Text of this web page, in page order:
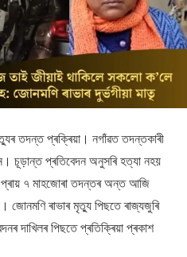
তদন্ত প্ৰক্ৰিয়া। নগাঁৱত তদন্তকাৰী
চূড়ান্ত প্ৰতিবেদন অনুসৰি হত্যা নহয়
প্ৰায় ৭ মাহজোৰা তদন্তৰ অন্ত আজি
জোনমণি ৰাভাৰ মৃত্যু পিছতে ৰাজ্যজুৰি
দাখিলৰ পিছতে প্ৰতিক্ৰিয়া প্ৰকাশ